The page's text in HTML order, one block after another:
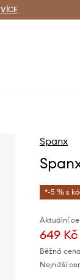
VÍCE
Spanx
*-5 % s
Aktuální
649 Kč
Běžná
Nejnižší